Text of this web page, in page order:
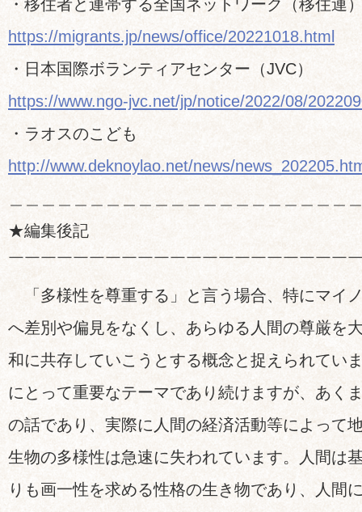
・移住者と連帯する全国ネットワーク（移住連
https://migrants.jp/news/office/20221018.html
・日本国際ボランティアセンター（JVC）
https://www.ngo-jvc.net/jp/notice/2022/08/
・ラオスのこども
http://www.deknoylao.net/news/
★編集後記
￣￣￣￣￣￣￣￣￣￣￣￣￣￣￣￣￣￣￣￣￣
「多様性を尊重する」と言う場合、特にマイ
へ差別や偏見をなくし、あらゆる人間の尊厳を
和に共存していこうとする概念と捉えられてい
にとって重要なテーマであり続けますが、あく
の話であり、実際に人間の経済活動等によって
生物の多様性は急速に失われています。人間は
りも画一性を求める性格の生き物であり、人間